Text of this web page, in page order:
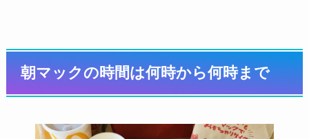
朝マックの時間は何時から何時まで